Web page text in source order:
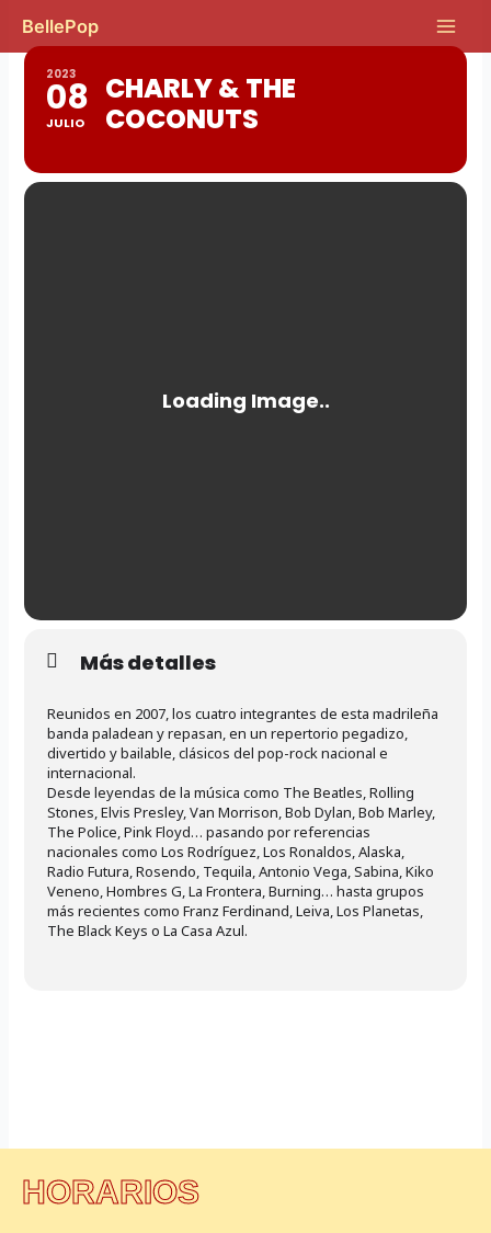
contenido
BellePop
Main
2023
08
JULIO
CHARLY & THE
COCONUTS
Más detalles
Reunidos en 2007, los cuatro integrantes de esta madrileña
banda paladean y repasan, en un repertorio pegadizo,
divertido y bailable, clásicos del pop-rock nacional e
internacional.
Desde leyendas de la música como The Beatles, Rolling
Stones, Elvis Presley, Van Morrison, Bob Dylan, Bob Marley,
The Police, Pink Floyd… pasando por referencias
nacionales como Los Rodríguez, Los Ronaldos, Alaska,
Radio Futura, Rosendo, Tequila, Antonio Vega, Sabina, Kiko
Veneno, Hombres G, La Frontera, Burning… hasta grupos
más recientes como Franz Ferdinand, Leiva, Los Planetas,
The Black Keys o La Casa Azul.
HORARIOS